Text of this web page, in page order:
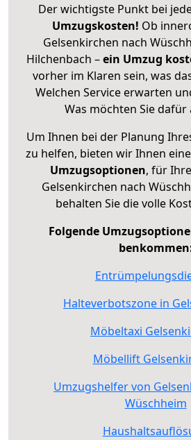
Der wichtigste Punkt bei
Umzugskosten! Ob
Gelsenkirchen nach
Hilchenbach –ein Umzug
vorher im Klaren sein, was
Welchen Service erwarten
Was möchten Sie dafür
Um Ihnen bei der Planung
zu helfen, bieten wir Ihnen eine
Umzugsoptionen, für
Gelsenkirchen nach
behalten Sie die volle
Folgende
Halteverbotszone in
Möbeltaxi
Möbellift
Umzugshelfer von
Wüschheim